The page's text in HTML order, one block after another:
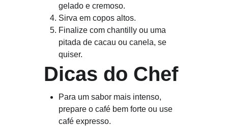
gelado e cremoso.
Sirva em copos altos.
Finalize com chantilly ou uma
pitada de cacau ou canela, se
quiser.
Dicas do Chef
Para um sabor mais intenso,
prepare o café bem forte ou use
café expresso.